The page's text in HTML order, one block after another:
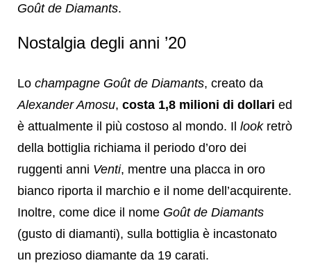
Goût de Diamants.
Nostalgia degli anni ’20
Lo champagne Goût de Diamants, creato da
Alexander Amosu, costa 1,8 milioni di dollari ed
è attualmente il più costoso al mondo. Il lookretrò
della bottiglia richiama il periodo d’oro dei
ruggenti anni Venti, mentre una placca in oro
bianco riporta il marchio e il nome dell’acquirente.
Inoltre, come dice il nome Goût de Diamants
(gusto di diamanti), sulla bottiglia è incastonato
un prezioso diamante da 19 carati.